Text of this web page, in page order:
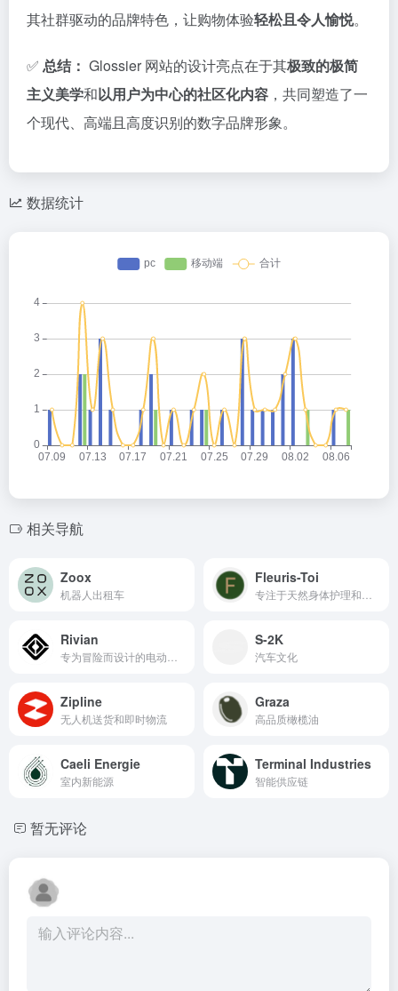
其社群驱动的品牌特色，让购物体验轻松且令人愉悦。
✅ 总结： Glossier 网站的设计亮点在于其极致的极简
主义美学和以用户为中心的社区化内容 ，共同塑造了一
个现代、高端且高度识别的数字品牌形象。
数据统计
相关导航
Zoox
机器人出租车
Fleuris-Toi
Rivian S-2K
汽车文化
Zipline
无人机送货和即时物流
Graza
高品质橄榄油
Caeli Energie
室内新能源
Terminal Industries
智能供应链
暂无评论